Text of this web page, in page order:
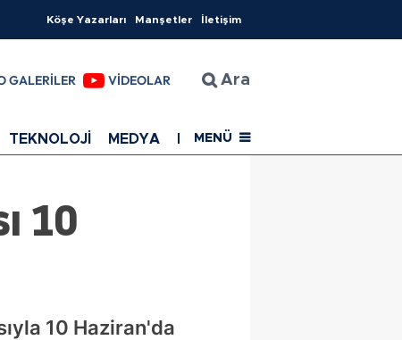
Köşe Yazarları Manşetler İletişim
GALERİLER VİDEOLAR Ara
TEKNOLOJİ MEDYA EĞİTİM SAĞLIK
MENÜ
10
10 Haziran'da